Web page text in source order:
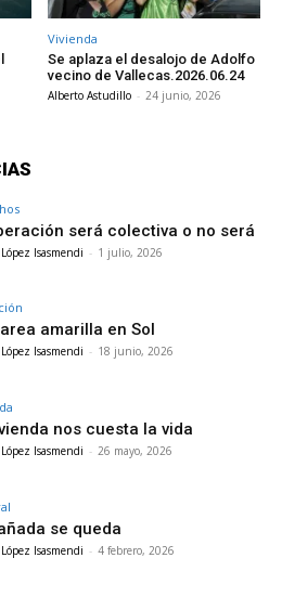
Vivienda
Se aplaza el desalojo de Adolfo
vecino de Vallecas.2026.06.24
Alberto Astudillo - 24 junio, 2026
será colectiva o no será
Isasmendi - 1 julio, 2026
amarilla en Sol
Isasmendi - 18 junio, 2026
nos cuesta la vida
Isasmendi - 26 mayo, 2026
se queda
Isasmendi - 4 febrero, 2026